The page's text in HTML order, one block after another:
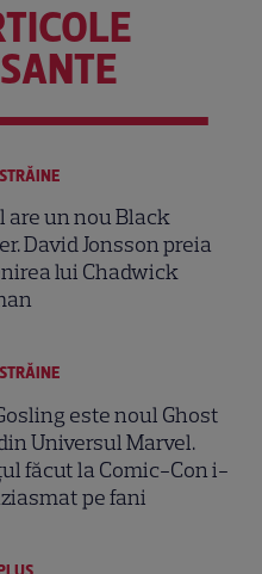
are un nou Black
David Jonsson preia
lui Chadwick
este noul Ghost
Universul Marvel.
făcut la Comic-Con i-
pe fani